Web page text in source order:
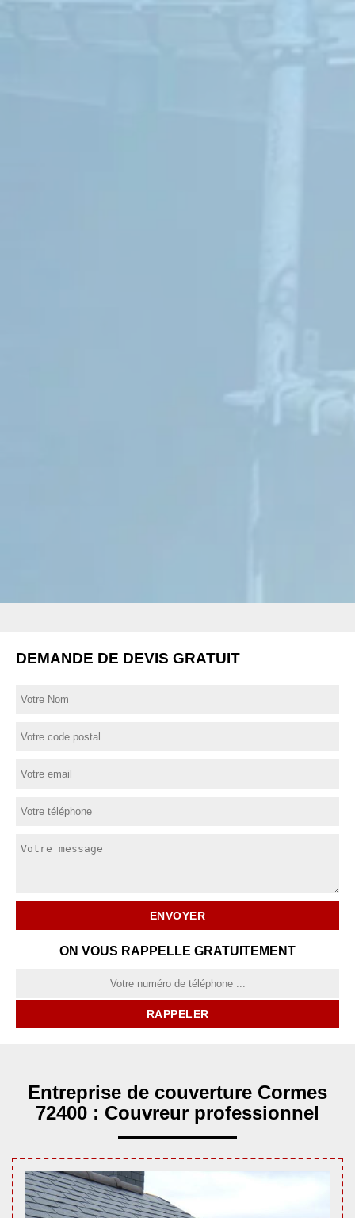
DEMANDE DE DEVIS GRATUIT
ON VOUS RAPPELLE GRATUITEMENT
Entreprise de couverture Cormes
72400 : Couvreur professionnel